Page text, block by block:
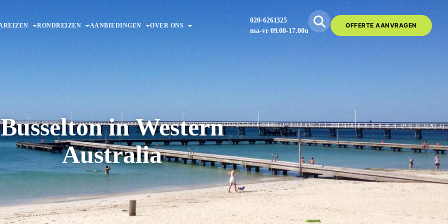
RONDREIZEN AANBIEDINGEN OVER ONS
020-6261325
ma-vr 09.00-17.00u
OFFERTE AANVRAGEN
Busselton in Western
Australia